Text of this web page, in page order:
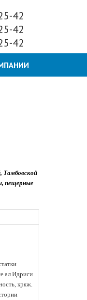
42
42
42
Тамбовской
пещерные
ал Идриси
кряж.